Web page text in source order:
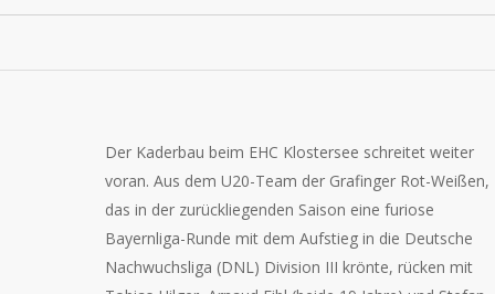
Der Kaderbau beim EHC Klostersee schreitet weiter
voran. Aus dem U20-Team der Grafinger Rot-Weißen,
das in der zurückliegenden Saison eine furiose
Bayernliga-Runde mit dem Aufstieg in die Deutsche
Nachwuchsliga (DNL) Division III krönte, rücken mit